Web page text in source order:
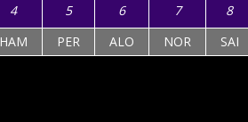
4 5 6 7 8
HAM PER ALO NOR SAI